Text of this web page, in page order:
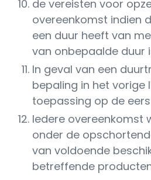
de vereisten voor
overeenkomst indien
een duur heeft van
van onbepaalde duur
In geval van een
bepaling in het vorige
toepassing op de
Iedere overeenkomst
onder de
van voldoende
betreffende